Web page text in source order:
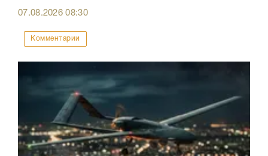
07.08.202608:30
Комментарии